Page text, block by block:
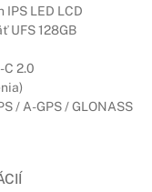
IPS LED LCD
UFS 128GB
2.0
/ A-GPS / GLONASS